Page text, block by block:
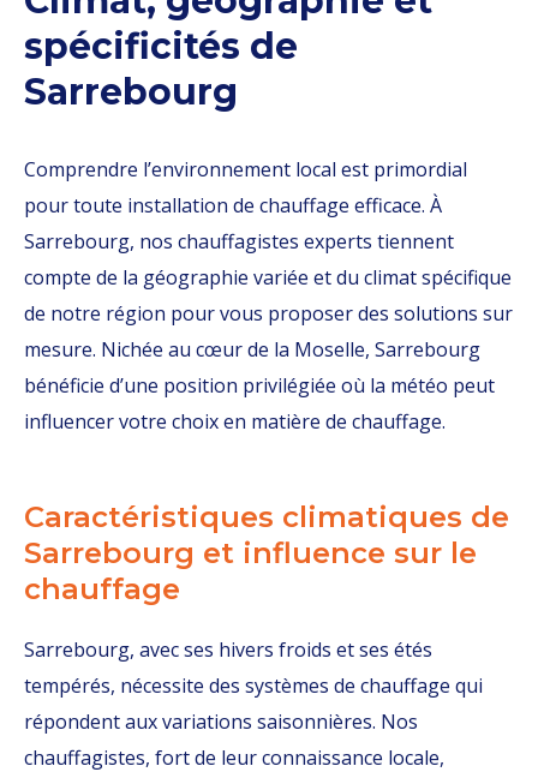
spécificités de
Sarrebourg
Comprendre l’environnement local est primordial
pour toute installation de chauffage efficace. À
Sarrebourg, nos chauffagistes experts tiennent
compte de la géographie variée et du climat spécifique
de notre région pour vous proposer des solutions sur
mesure. Nichée au cœur de la Moselle, Sarrebourg
bénéficie d’une position privilégiée où la météo peut
influencer votre choix en matière de chauffage.
Caractéristiques climatiques de
Sarrebourg et influence sur le
chauffage
Sarrebourg, avec ses hivers froids et ses étés
tempérés, nécessite des systèmes de chauffage qui
répondent aux variations saisonnières. Nos
chauffagistes, fort de leur connaissance locale,